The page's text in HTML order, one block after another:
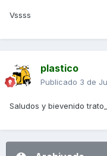
Vssss
plastico
Publicado 3 de
Saludos y bievenido